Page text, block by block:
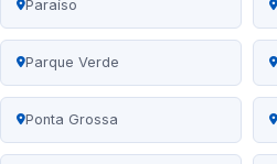
Paraíso
Parque Verde
Ponta Grossa